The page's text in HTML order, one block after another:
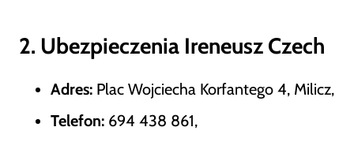
2. Ubezpieczenia Ireneusz Czech
Adres: Plac Wojciecha Korfantego 4, Milicz,
Telefon: 694 438 861,